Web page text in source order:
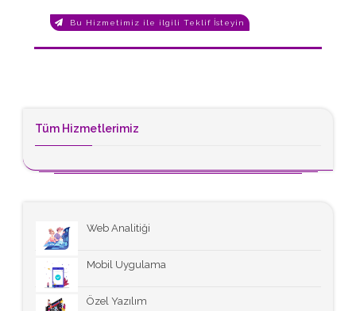
Bu Hizmetimiz ile ilgili Teklif İsteyin
Tüm Hizmetlerimiz
Web Analitiği
Mobil Uygulama
Özel Yazılım